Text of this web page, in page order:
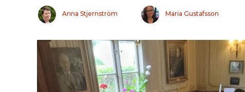
Anna Stjernström Maria Gustafsson